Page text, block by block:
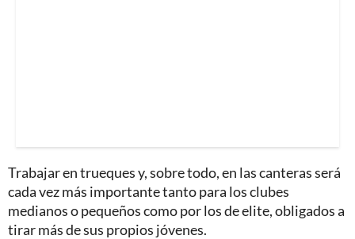
Trabajar en trueques y, sobre todo, en las canteras será
cada vez más importante tanto para los clubes
medianos o pequeños como por los de elite, obligados a
tirar más de sus propios jóvenes.